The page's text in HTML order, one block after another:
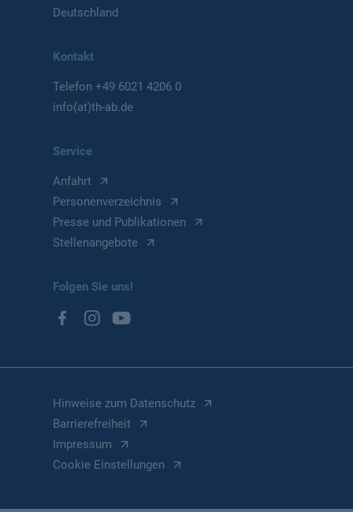
Deutschland
Kontakt
Telefon+49 6021 4206 0
info(at)th-ab.de
Service
Anfahrt
Personenverzeichnis
Presse und Publikationen
Stellenangebote
Folgen Sie uns!
Hinweise zum Datenschutz
Barrierefreiheit
Impressum
Cookie Einstellungen